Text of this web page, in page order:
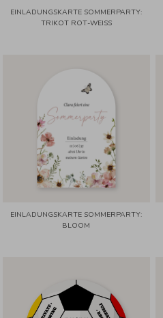
EINLADUNGSKARTE SOMMERPARTY:
TRIKOT ROT-WEISS
EINLADUNGSKARTE SOMMERPARTY:
BLOOM